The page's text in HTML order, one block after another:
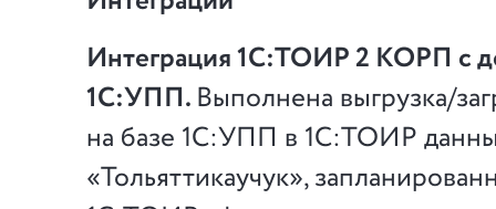
Интеграция 1С:ТОИР 2 КОРП с
1С:УПП.Выполнена выгрузка/
на базе 1С:УПП в 1С:ТОИР
«Тольяттикаучук»,